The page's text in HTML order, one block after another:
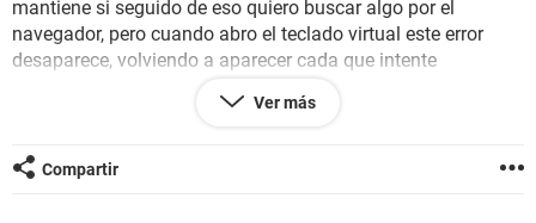
mantiene si seguido de eso quiero buscar algo por el
navegador, pero cuando abro el teclado virtual este error
desaparece, volviendo a aparecer cada que intente
problema ya que no encuentro casos similares a mi
Ver más
Compartir